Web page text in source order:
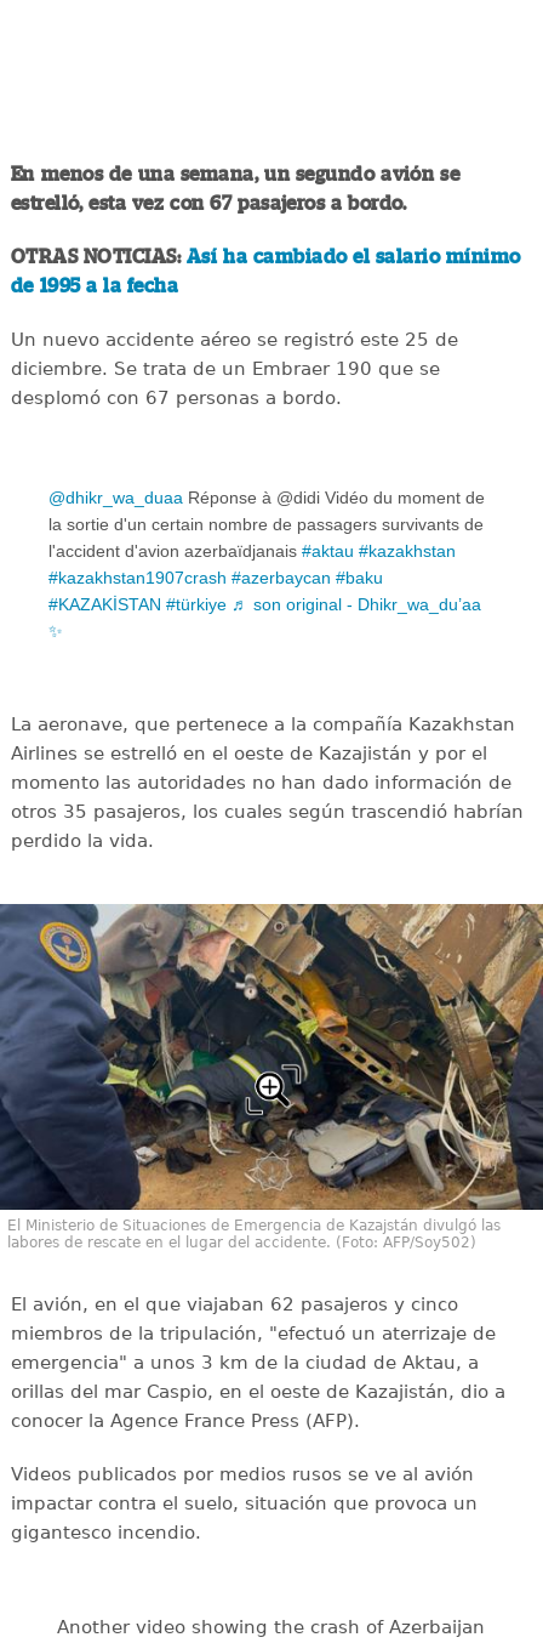
En menos de una semana, un segundo avión se
estrelló, esta vez con 67 pasajeros a bordo.
OTRAS NOTICIAS: Así ha cambiado el salario mínimo
de 1995 a la fecha
Un nuevo accidente aéreo se registró este 25 de
diciembre. Se trata de un Embraer 190 que se
desplomó con 67 personas a bordo.
@dhikr_wa_duaa Réponse à @didi Vidéo du moment de
la sortie d'un certain nombre de passagers survivants de
l'accident d'avion azerbaïdjanais #aktau #kazakhstan
#kazakhstan1907crash #azerbaycan #baku
#KAZAKİSTAN #türkiye ♬ son original - Dhikr_wa_du’aa
✨
La aeronave, que pertenece a la compañía Kazakhstan
Airlines se estrelló en el oeste de Kazajistán y por el
momento las autoridades no han dado información de
otros 35 pasajeros, los cuales según trascendió habrían
perdido la vida.
El Ministerio de Situaciones de Emergencia de Kazajstán divulgó las
labores de rescate en el lugar del accidente. (Foto: AFP/Soy502)
El avión, en el que viajaban 62 pasajeros y cinco
miembros de la tripulación, "efectuó un aterrizaje de
emergencia" a unos 3 km de la ciudad de Aktau, a
orillas del mar Caspio, en el oeste de Kazajistán, dio a
conocer la Agence France Press (AFP).
Videos publicados por medios rusos se ve al avión
impactar contra el suelo, situación que provoca un
gigantesco incendio.
Another video showing the crash of Azerbaijan